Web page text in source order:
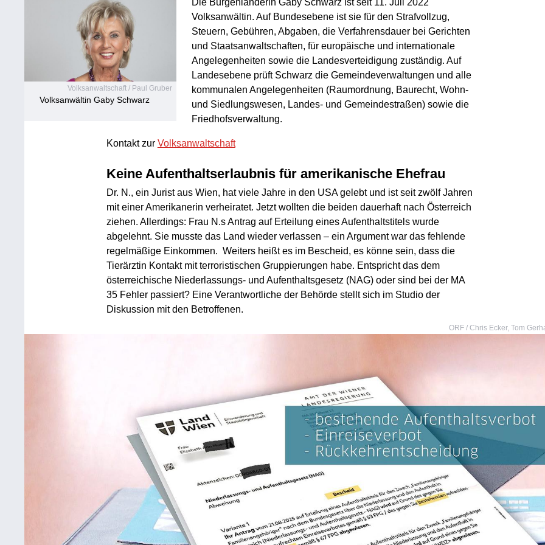
Volksanwaltschaft / Paul Gruber
Volksanwältin Gaby Schwarz
Volksanwältin. Auf Bundesebene ist sie für den Strafvollzug,
Steuern, Gebühren, Abgaben, die Verfahrensdauer bei Gerichten
und Staatsanwaltschaften, für europäische und internationale
Angelegenheiten sowie die Landesverteidigung zuständig. Auf
Landesebene prüft Schwarz die Gemeindeverwaltungen und alle
kommunalen Angelegenheiten (Raumordnung, Baurecht, Wohn-
und Siedlungswesen, Landes- und Gemeindestraßen) sowie die
Friedhofsverwaltung.
Kontakt zur Volksanwaltschaft
Keine Aufenthaltserlaubnis für amerikanische Ehefrau
Dr. N., ein Jurist aus Wien, hat viele Jahre in den USA gelebt und ist seit zwölf Jahren
mit einer Amerikanerin verheiratet. Jetzt wollten die beiden dauerhaft nach Österreich
ziehen. Allerdings: Frau N.s Antrag auf Erteilung eines Aufenthaltstitels wurde
abgelehnt. Sie musste das Land wieder verlassen – ein Argument war das fehlende
regelmäßige Einkommen. Weiters heißt es im Bescheid, es könne sein, dass die
Tierärztin Kontakt mit terroristischen Gruppierungen habe. Entspricht das dem
österreichische Niederlassungs- und Aufenthaltsgesetz (NAG) oder sind bei der MA
35 Fehler passiert? Eine Verantwortliche der Behörde stellt sich im Studio der
Diskussion mit den Betroffenen.
ORF / Chris Ecker, Tom